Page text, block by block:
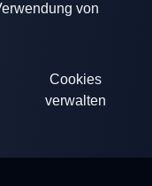
von
Cookies
verwalten